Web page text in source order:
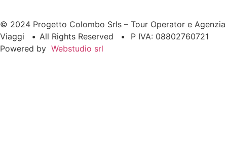
© 2024 Progetto Colombo Srls – Tour Operator e Agenzia
Viaggi • All Rights Reserved • P IVA: 08802760721
Powered by Webstudio srl